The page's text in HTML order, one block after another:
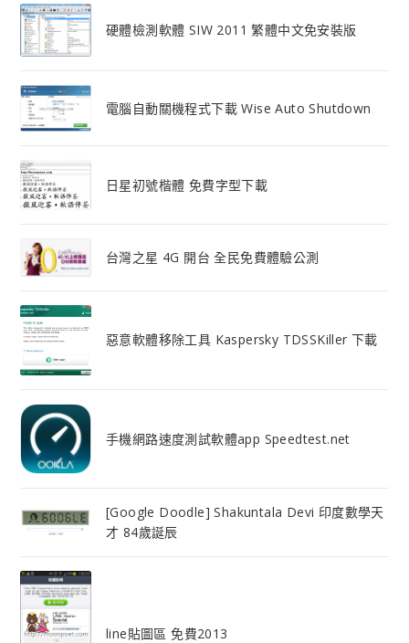
硬體檢測軟體 SIW 2011 繁體中文免安裝版
電腦自動關機程式下載 Wise Auto Shutdown
日星初號楷體 免費字型下載
台灣之星 4G 開台 全民免費體驗公測
惡意軟體移除工具 Kaspersky TDSSKiller 下載
手機網路速度測試軟體app Speedtest.net
[Google Doodle] Shakuntala Devi 印度數學天
才 84歲誕辰
line貼圖區 免費2013